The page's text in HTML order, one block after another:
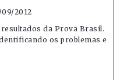
09/2012
da Prova Brasil.
os problemas e